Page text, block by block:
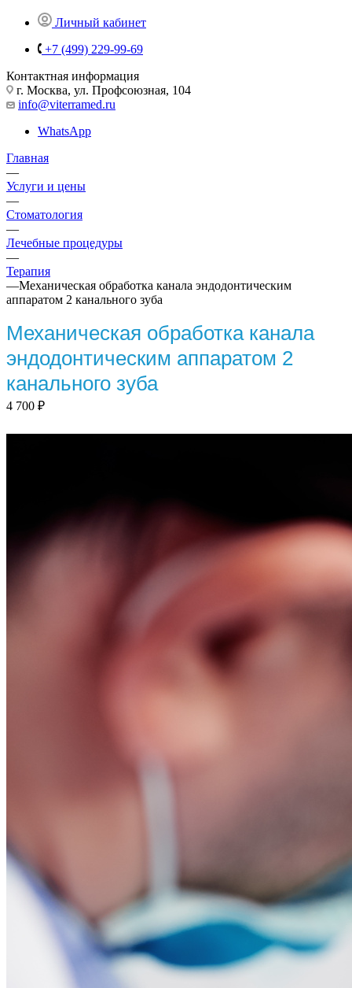
Личный кабинет
+7 (499) 229-99-69
Контактная информация
г. Москва, ул. Профсоюзная, 104
info@viterramed.ru
WhatsApp
Главная
—
Услуги и цены
—
Стоматология
—
Лечебные процедуры
—
Терапия
—Механическая обработка канала эндодонтическим
аппаратом 2 канального зуба
Механическая обработка канала
эндодонтическим аппаратом 2
канального зуба
4 700 ₽